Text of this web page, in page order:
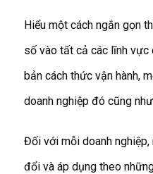
Hiểu một cách ngắn gọn
số vào tất cả các lĩnh vực
bản cách thức vận hành,
doanh nghiệp đó cũng
Đối với mỗi doanh
đổi và áp dụng theo